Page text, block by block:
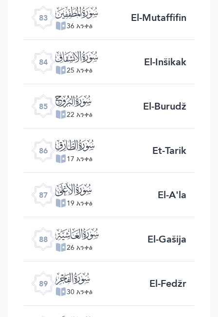
83 ﰀ
36 አንቀፅ El-Mutaffifin
84 ﰁ
25 አንቀፅ El-Inšikak
85 ﰂ
22 አንቀፅ El-Burudž
86 ﰃ
17 አንቀፅ Et-Tarik
87 ﰄ
19 አንቀፅ El-A'la
88 ﰅ
26 አንቀፅ El-Gašija
89 ﰆ
30 አንቀፅ El-Fedžr